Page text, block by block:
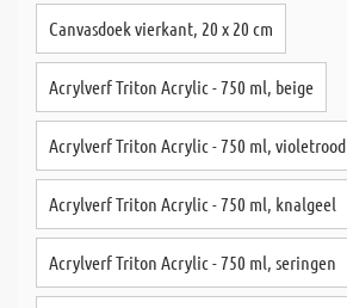
Canvasdoek vierkant, 20 x 20 cm
Acrylverf Triton Acrylic - 750 ml, beige
Acrylverf Triton Acrylic - 750 ml, violetrood
Acrylverf Triton Acrylic - 750 ml, knalgeel
Acrylverf Triton Acrylic - 750 ml, seringen